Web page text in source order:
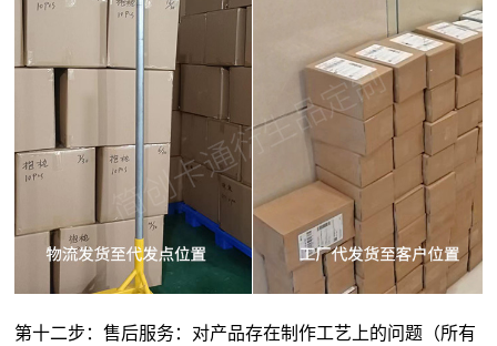
第十二步：售后服务：对产品存在制作工艺上的问题（所有